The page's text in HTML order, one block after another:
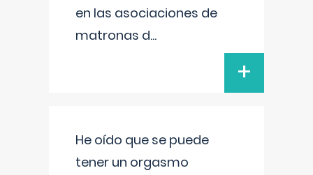
en las asociaciones de
matronas d...
+
He oído que se puede
tener un orgasmo